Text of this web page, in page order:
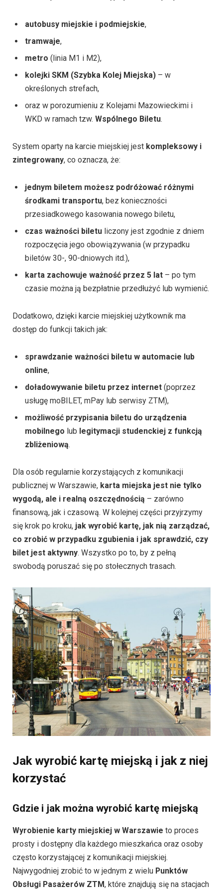
autobusy miejskie i podmiejskie,
tramwaje,
metro (linia M1 i M2),
kolejki SKM (Szybka Kolej Miejska) – w
określonych strefach,
oraz w porozumieniu z Kolejami Mazowieckimi i
WKD w ramach tzw. Wspólnego Biletu.
System oparty na karcie miejskiej jest kompleksowy i
zintegrowany, co oznacza, że:
jednym biletem możesz podróżować różnymi
środkami transportu, bez konieczności
przesiadkowego kasowania nowego biletu,
czas ważności biletu liczony jest zgodnie z dniem
rozpoczęcia jego obowiązywania (w przypadku
biletów 30-, 90-dniowych itd.),
karta zachowuje ważność przez 5 lat – po tym
czasie można ją bezpłatnie przedłużyć lub wymienić.
Dodatkowo, dzięki karcie miejskiej użytkownik ma
dostęp do funkcji takich jak:
sprawdzanie ważności biletu w automacie lub
online,
doładowywanie biletu przez internet (poprzez
usługę moBILET, mPay lub serwisy ZTM),
możliwość przypisania biletu do urządzenia
mobilnego lub legitymacji studenckiej z funkcją
zbliżeniową.
Dla osób regularnie korzystających z komunikacji
publicznej w Warszawie, karta miejska jest nie tylko
wygodą, ale i realną oszczędnością – zarówno
finansową, jak i czasową. W kolejnej części przyjrzymy
się krok po kroku, jak wyrobić kartę, jak nią zarządzać,
co zrobić w przypadku zgubienia i jak sprawdzić, czy
bilet jest aktywny. Wszystko po to, by z pełną
swobodą poruszać się po stołecznych trasach.
Jak wyrobić kartę miejską i jak z niej
korzystać
Gdzie i jak można wyrobić kartę miejską
Wyrobienie karty miejskiej w Warszawie to proces
prosty i dostępny dla każdego mieszkańca oraz osoby
często korzystającej z komunikacji miejskiej.
Najwygodniej zrobić to w jednym z wielu Punktów
Obsługi Pasażerów ZTM, które znajdują się na stacjach